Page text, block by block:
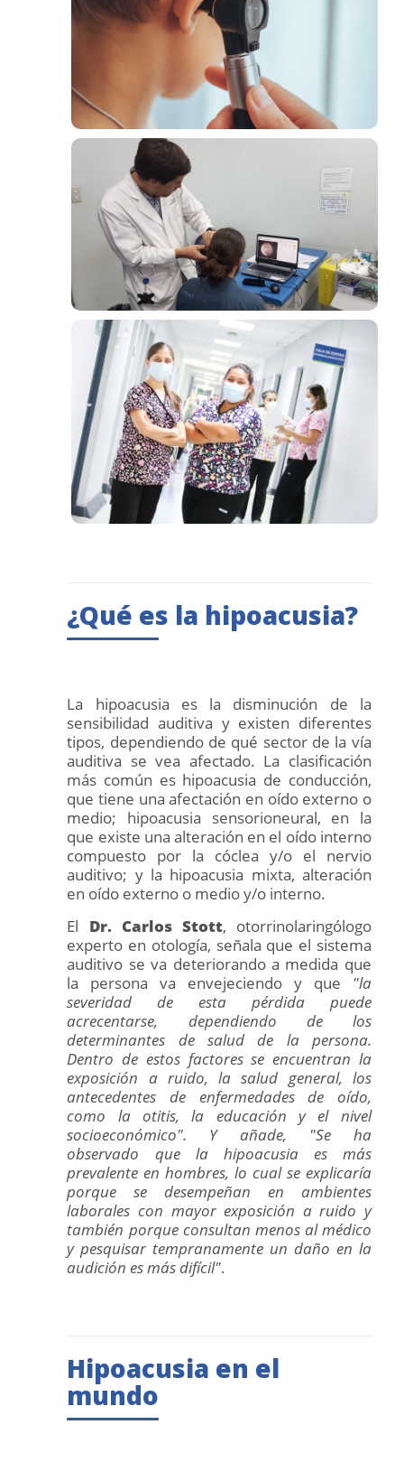
¿Qué es la hipoacusia?
La hipoacusia es la disminución de la
sensibilidad auditiva y existen diferentes
tipos, dependiendo de qué sector de la vía
auditiva se vea afectado. La clasificación
más común es hipoacusia de conducción,
que tiene una afectación en oído externo o
medio; hipoacusia sensorioneural, en la
que existe una alteración en el oído interno
compuesto por la cóclea y/o el nervio
auditivo; y la hipoacusia mixta, alteración
en oído externo o medio y/o interno.
El Dr. Carlos Stott, otorrinolaringólogo
experto en otología, señala que el sistema
auditivo se va deteriorando a medida que
la persona va envejeciendo y que "la
severidad de esta pérdida puede
acrecentarse, dependiendo de los
determinantes de salud de la persona.
Dentro de estos factores se encuentran la
exposición a ruido, la salud general, los
antecedentes de enfermedades de oído,
como la otitis, la educación y el nivel
socioeconómico". Y añade, "Se ha
observado que la hipoacusia es más
prevalente en hombres, lo cual se explicaría
porque se desempeñan en ambientes
laborales con mayor exposición a ruido y
también porque consultan menos al médico
y pesquisar tempranamente un daño en la
audición es más difícil".
Hipoacusia en el
mundo